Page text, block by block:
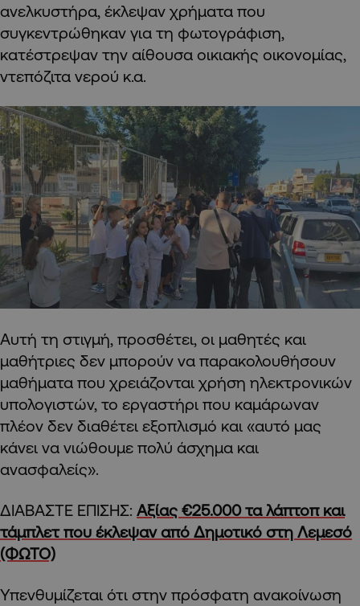
ανελκυστήρα, έκλεψαν χρήματα που
συγκεντρώθηκαν για τη φωτογράφιση,
κατέστρεψαν την αίθουσα οικιακής οικονομίας,
ντεπόζιτα νερού κ.α.
Αυτή τη στιγμή, προσθέτει, οι μαθητές και
μαθήτριες δεν μπορούν να παρακολουθήσουν
μαθήματα που χρειάζονται χρήση ηλεκτρονικών
υπολογιστών, το εργαστήρι που καμάρωναν
πλέον δεν διαθέτει εξοπλισμό και «αυτό μας
κάνει να νιώθουμε πολύ άσχημα και
ανασφαλείς».
ΔΙΑΒΑΣΤΕ ΕΠΙΣΗΣ: Αξίας €25.000 τα λάπτοπ και
τάμπλετ που έκλεψαν από Δημοτικό στη Λεμεσό
(ΦΩΤΟ)
Υπενθυμίζεται ότι στην πρόσφατη ανακοίνωση